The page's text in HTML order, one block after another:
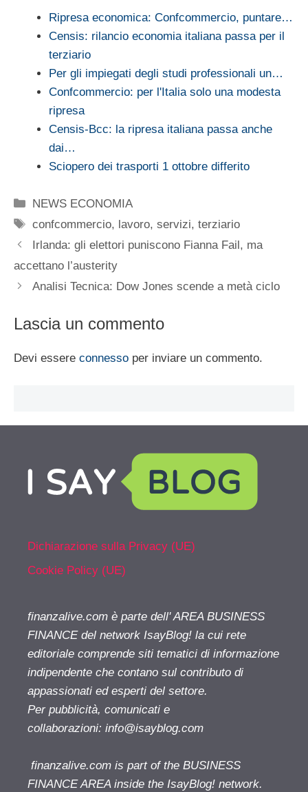
Ripresa economica: Confcommercio, puntare…
Censis: rilancio economia italiana passa per il
terziario
Per gli impiegati degli studi professionali un…
Confcommercio: per l'Italia solo una modesta
ripresa
Censis-Bcc: la ripresa italiana passa anche
dai…
Sciopero dei trasporti 1 ottobre differito
Categorie
NEWS ECONOMIA
Tag
confcommercio, lavoro,servizi,terziario
Irlanda: gli elettori puniscono Fianna Fail, ma
accettano l’austerity
Analisi Tecnica: Dow Jones scende a metà ciclo
Lascia un commento
Devi essere connesso per inviare un commento.
Dichiarazione sulla Privacy (UE)
Cookie Policy (UE)
finanzalive.com è parte dell' AREA BUSINESS
FINANCE del network IsayBlog! la cui rete
editoriale comprende siti tematici di informazione
indipendente che contano sul contributo di
appassionati ed esperti del settore.
Per pubblicità, comunicati e
collaborazioni: info@isayblog.com
finanzalive.com is part of the BUSINESS
FINANCE AREA inside the IsayBlog! network.